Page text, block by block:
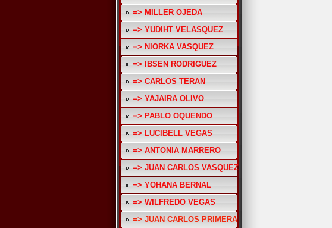
=> MILLER OJEDA
=> YUDIHT VELASQUEZ
=> NIORKA VASQUEZ
=> IBSEN RODRIGUEZ
=> CARLOS TERAN
=> YAJAIRA OLIVO
=> PABLO OQUENDO
=> LUCIBELL VEGAS
=> ANTONIA MARRERO
=> JUAN CARLOS VASQUEZ
=> YOHANA BERNAL
=> WILFREDO VEGAS
=> JUAN CARLOS PRIMERA